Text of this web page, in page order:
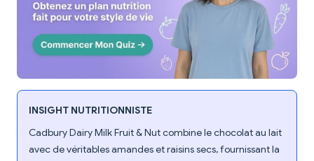
INSIGHT NUTRITIONNISTE
Cadbury Dairy Milk Fruit & Nut combine le chocolat au lait
avec de véritables amandes et raisins secs, fournissant la